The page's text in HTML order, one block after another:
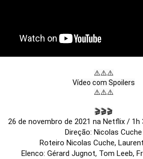
⚠️⚠️⚠️
Vídeo com Spoilers
⚠️⚠️⚠️
🎬🎬🎬
26 de novembro de 2021 na Netflix / 1h
Direção: Nicolas Cuche
Roteiro Nicolas Cuche,
Elenco: Gérard Jugnot, Tom Leeb,